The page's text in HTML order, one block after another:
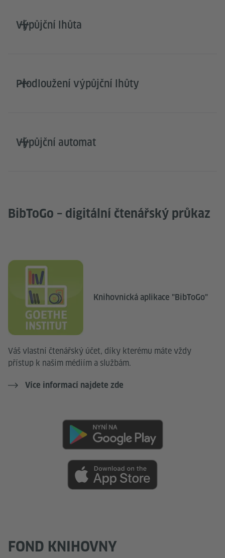
Výpůjční lhůta
Prodloužení výpůjční lhůty
Výpůjční automat
BibToGo – digitální čtenářský průkaz
Knihovnická aplikace "BibToGo"
Váš vlastní čtenářský účet, díky kterému máte vždy
přístup k našim médiím a službám.
Více informací najdete zde
FOND KNIHOVNY